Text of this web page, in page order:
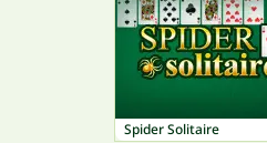
Spider Solitaire